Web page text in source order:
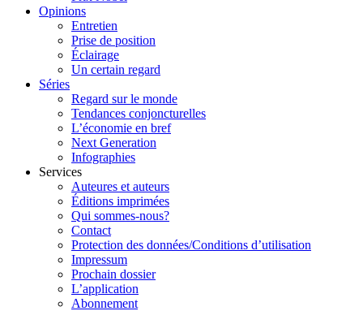
Opinions
Entretien
Prise de position
Éclairage
Un certain regard
Séries
Regard sur le monde
Tendances conjoncturelles
L’économie en bref
Next Generation
Infographies
Services
Auteures et auteurs
Éditions imprimées
Qui sommes-nous?
Contact
Protection des données/Conditions d’utilisation
Impressum
Prochain dossier
L’application
Abonnement